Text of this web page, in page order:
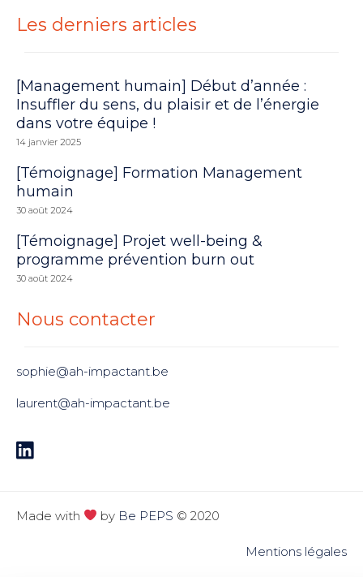
Les derniers articles
[Management humain] Début d’année :
Insuffler du sens, du plaisir et de l’énergie
dans votre équipe !
14 janvier 2025
[Témoignage] Formation Management
humain
30 août 2024
[Témoignage] Projet well-being &
programme prévention burn out
30 août 2024
Nous contacter
sophie@ah-impactant.be
laurent@ah-impactant.be
Made with by Be PEPS © 2020
Mentions légales